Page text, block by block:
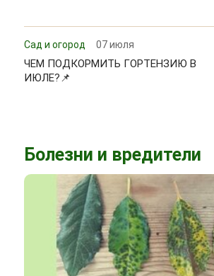
Сад и огород 07 июля
ЧЕМ ПОДКОРМИТЬ ГОРТЕНЗИЮ В
ИЮЛЕ?📌
Болезни и вредители